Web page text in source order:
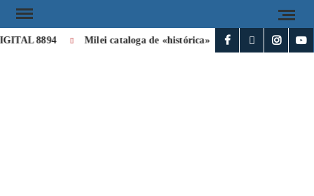
8894 Milei cataloga de «histórica» la visita de León XIV a